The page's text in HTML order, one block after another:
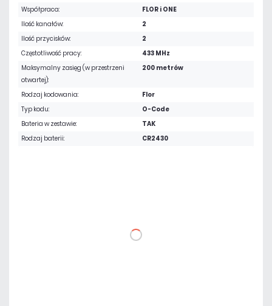
Współpraca:
FLOR i ONE
Ilość kanałów:
2
Ilość przycisków:
2
Częstotliwość pracy:
433 MHz
Maksymalny zasięg (w przestrzeni
otwartej):
200 metrów
Rodzaj kodowania:
Flor
Typ kodu:
O-Code
Bateria w zestawie:
TAK
Rodzaj baterii:
CR2430
DO KOSZYKA